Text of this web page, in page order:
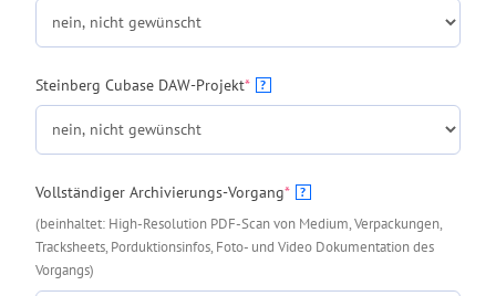
Steinberg Cubase DAW-Projekt*(required)
?
Vollständiger Archivierungs-Vorgang*(required)
?
(beinhaltet: High-Resolution PDF-Scan von Medium, Verpackungen,
Tracksheets, Porduktionsinfos, Foto- und Video Dokumentation des
Vorgangs)